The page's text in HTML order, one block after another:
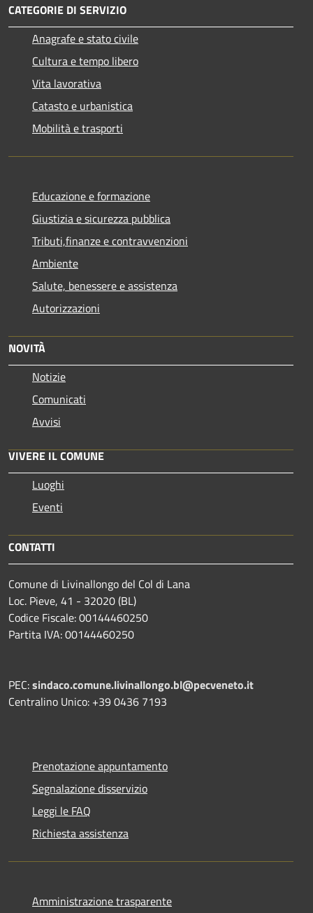
CATEGORIE DI SERVIZIO
Anagrafe e stato civile
Cultura e tempo libero
Vita lavorativa
Catasto e urbanistica
Mobilità e trasporti
Educazione e formazione
Giustizia e sicurezza pubblica
Tributi,finanze e contravvenzioni
Ambiente
Salute, benessere e assistenza
Autorizzazioni
NOVITÀ
Notizie
Comunicati
Avvisi
VIVERE IL COMUNE
Luoghi
Eventi
CONTATTI
Comune di Livinallongo del Col di Lana
Loc. Pieve, 41 - 32020 (BL)
Codice Fiscale: 00144460250
Partita IVA: 00144460250
PEC:sindaco.comune.livinallongo.bl@pecveneto.it
Centralino Unico: +39 0436 7193
Prenotazione appuntamento
Segnalazione disservizio
Leggi le FAQ
Richiesta assistenza
Amministrazione trasparente